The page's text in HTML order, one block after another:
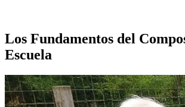
Los Fundamentos del
Escuela